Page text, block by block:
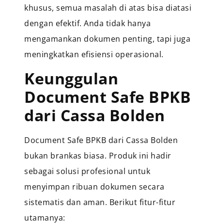
khusus, semua masalah di atas bisa diatasi
dengan efektif. Anda tidak hanya
mengamankan dokumen penting, tapi juga
meningkatkan efisiensi operasional.
Keunggulan
Document Safe BPKB
dari Cassa Bolden
Document Safe BPKB dari Cassa Bolden
bukan brankas biasa. Produk ini hadir
sebagai solusi profesional untuk
menyimpan ribuan dokumen secara
sistematis dan aman. Berikut fitur-fitur
utamanya: